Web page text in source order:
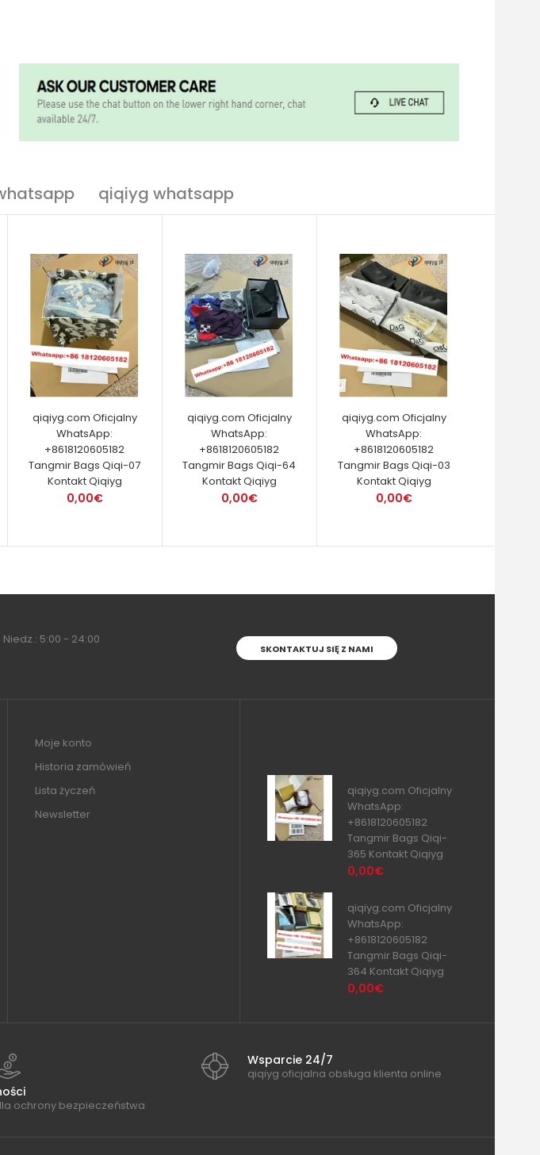
qiqiyg whatsapp
qiqiyg.com Oficjalny
WhatsApp:
+8618120605182
Tangmir Bags Qiqi-07
Kontakt Qiqiyg
0,00€
qiqiyg.com Oficjalny
WhatsApp:
+8618120605182
Tangmir Bags Qiqi-64
Kontakt Qiqiyg
0,00€
qiqiyg.com Oficjalny
WhatsApp:
+8618120605182
Tangmir Bags Qiqi-03
Kontakt Qiqiyg
0,00€
Niedz.: 5:00 - 24:00
SKONTAKTUJ SIĘ Z NAMI
Moje konto
Historia zamówień
Lista życzeń
Newsletter
qiqiyg.com Oficjalny
WhatsApp:
+8618120605182
Tangmir Bags Qiqi-
365 Kontakt Qiqiyg
0,00€
qiqiyg.com Oficjalny
WhatsApp:
+8618120605182
Tangmir Bags Qiqi-
364 Kontakt Qiqiyg
0,00€
ochrony bezpieczeństwa
Wsparcie 24/7
qiqiyg oficjalna obsługa klienta online